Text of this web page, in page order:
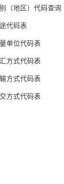
（地区）代码查询
代码表
单位代码表
方式代码表
方式代码表
方式代码表